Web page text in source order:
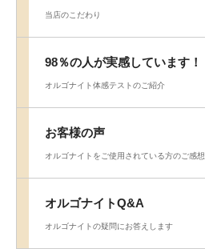
当店のこだわり
98％の人が実感しています！
オルゴナイト体感テストのご紹介
お客様の声
オルゴナイトをご使用されている方のご感想
オルゴナイトQ&A
オルゴナイトの疑問にお答えします